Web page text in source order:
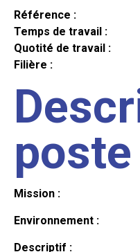
Référence :
Temps de travail :
Quotité de travail :
Filière :
poste
Mission :
Environnement :
Descriptif :